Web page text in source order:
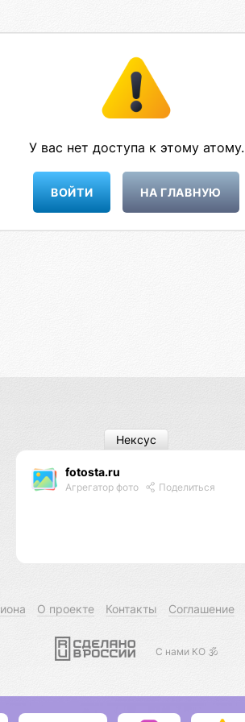
У вас нет доступа к этому атому.
НА ГЛАВНУЮ
fotosta.ru
Агрегатор фото Поделиться
Нексус
О проекте Контакты Соглашение
С нами КО 🕉️